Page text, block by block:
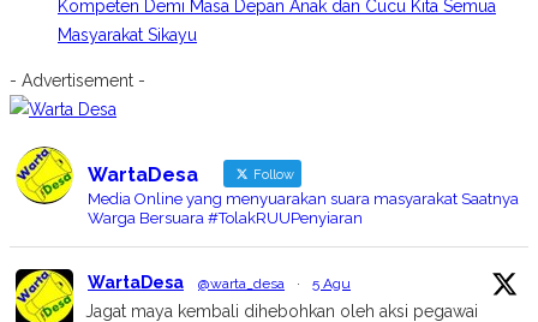
Kompeten Demi Masa Depan Anak dan Cucu Kita Semua
Masyarakat Sikayu
- Advertisement -
WartaDesa Follow
Media Online yang menyuarakan suara masyarakat Saatnya
Warga Bersuara #TolakRUUPenyiaran
WartaDesa @warta_desa · 5 Agu
Jagat maya kembali dihebohkan oleh aksi pegawai